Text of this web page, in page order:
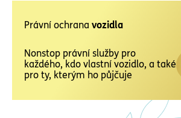
Právní ochrana vozidla
Nonstop právní služby pro
každého, kdo vlastní vozidlo, a také
pro ty, kterým ho půjčuje